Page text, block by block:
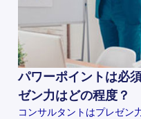
パワーポイントは必
ゼン力はどの程度？
コンサルタントはプレゼン